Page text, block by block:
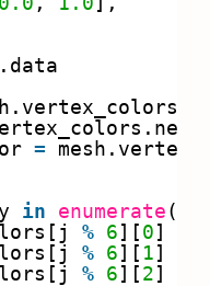
=
in enumerate
% 6][0]
% 6][ 1]
% 6][2]